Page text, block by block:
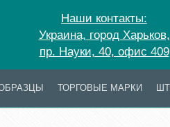
Наши контакты:
Украина, город Харьков,
пр. Науки, 40, офис 409
ТОРГОВЫЕ МАРКИ